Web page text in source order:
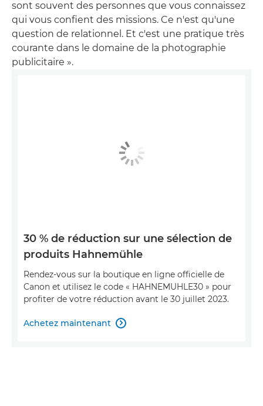
sont souvent des personnes que vous connaissez
qui vous confient des missions. Ce n'est qu'une
question de relationnel. Et c'est une pratique très
courante dans le domaine de la photographie
publicitaire ».
30 % de réduction sur une sélection de
produits Hahnemühle
Rendez-vous sur la boutique en ligne officielle de
Canon et utilisez le code « HAHNEMUHLE30 » pour
profiter de votre réduction avant le 30 juillet 2023.
Achetez maintenant 